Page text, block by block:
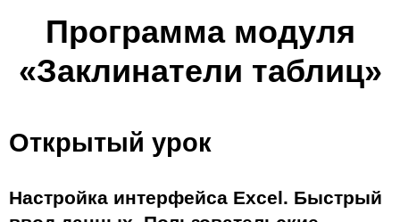
Программа модуля
«Заклинатели таблиц»
Открытый урок
Настройка интерфейса Excel. Быстрый